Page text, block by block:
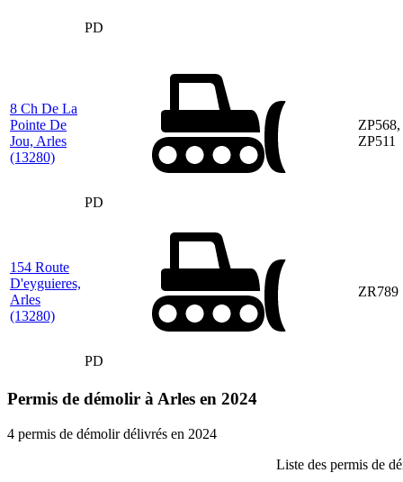
PD
8 Ch De La
Pointe De
Jou, Arles
(13280)
PD
ZP568,
ZP511
154 Route
D'eyguieres,
Arles
(13280)
PD
ZR789
Permis de démolir à Arles en 2024
4 permis de démolir délivrés en 2024
Liste des permis de